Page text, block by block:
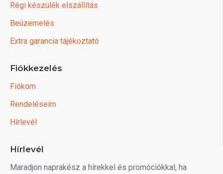
Régi készülék elszállítás
Beüzemelés
Extra garancia tájékoztató
Fiókkezelés
Fiókom
Rendeléseim
Hírlevél
Hírlevél
Maradjon naprakész a hírekkel és promóciókkal, ha